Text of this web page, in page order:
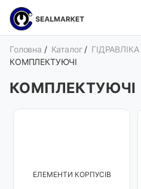
Головна / Каталог / ГІДРАВЛІКА
КОМПЛЕКТУЮЧІ
КОМПЛЕКТУЮЧІ
ЕЛЕМЕНТИ КОРПУСІВ